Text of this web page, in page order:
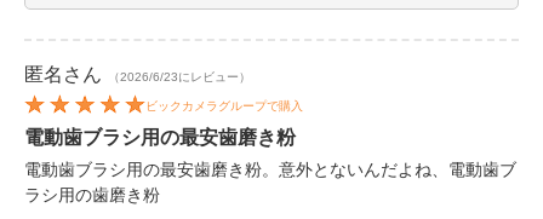
匿名 さん （2026/6/23にレビュー）
ビックカメラグループで購入
電動歯ブラシ用の最安歯磨き粉
電動歯ブラシ用の最安歯磨き粉。意外とないんだよね、電動歯ブ
ラシ用の歯磨き粉